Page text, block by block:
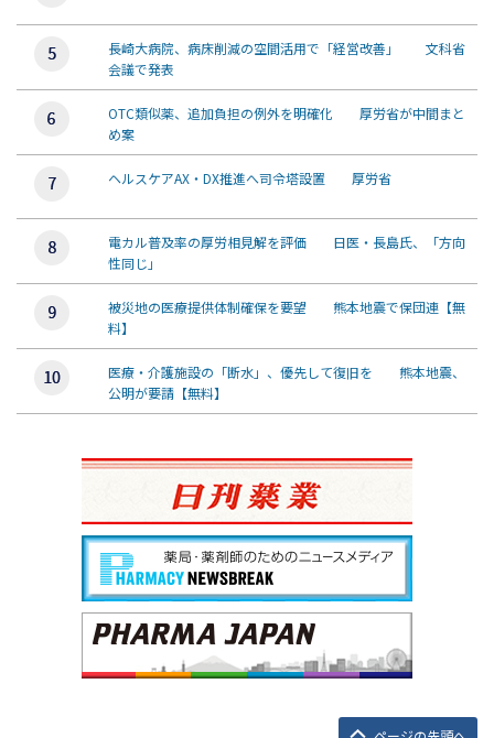
長崎大病院、病床削減の空間活用で「経営改善」 文科省
会議で発表
OTC類似薬、追加負担の例外を明確化 厚労省が中間まと
め案
ヘルスケアAX・DX推進へ司令塔設置 厚労省
電カル普及率の厚労相見解を評価 日医・長島氏、「方向
性同じ」
被災地の医療提供体制確保を要望 熊本地震で保団連【無
料】
医療・介護施設の「断水」、優先して復旧を 熊本地震、
公明が要請【無料】